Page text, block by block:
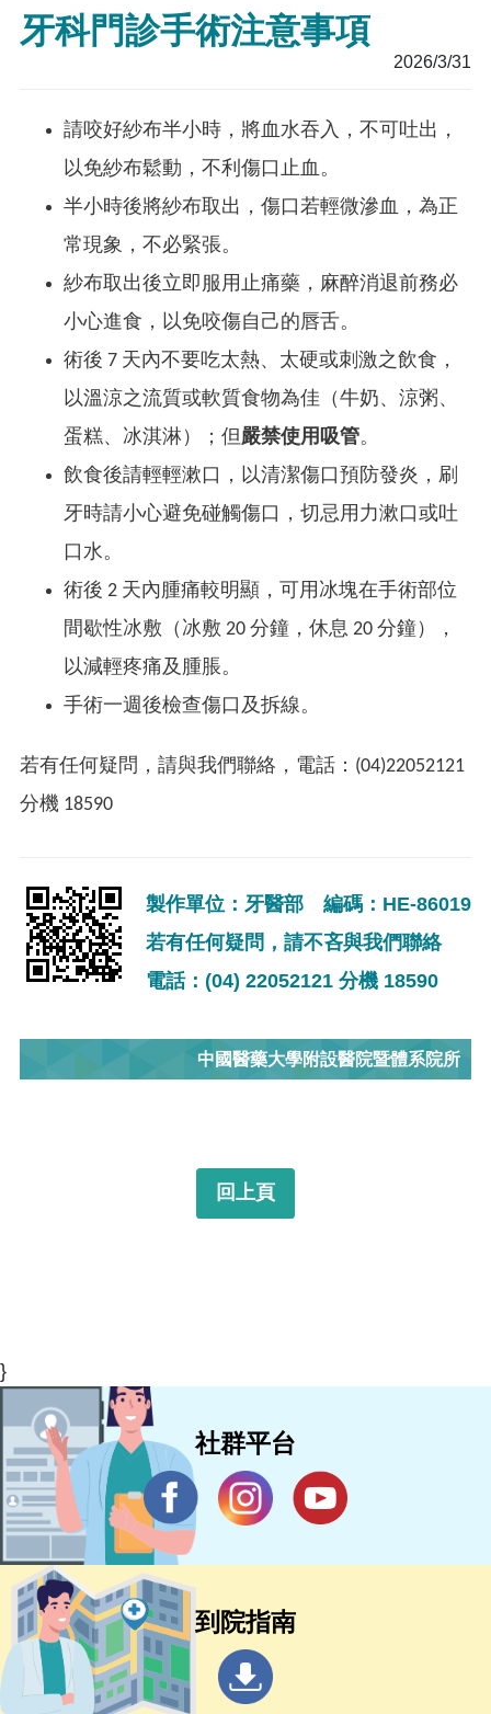
牙科門診手術注意事項
2026/3/31
請咬好紗布半小時，將血水吞入，不可吐出，
以免紗布鬆動，不利傷口止血。
半小時後將紗布取出，傷口若輕微滲血，為正
常現象，不必緊張。
紗布取出後立即服用止痛藥，麻醉消退前務必
小心進食，以免咬傷自己的唇舌。
術後 7 天內不要吃太熱、太硬或刺激之飲食，
以溫涼之流質或軟質食物為佳（牛奶、涼粥、
蛋糕、冰淇淋）；但嚴禁使用吸管。
飲食後請輕輕漱口，以清潔傷口預防發炎，刷
牙時請小心避免碰觸傷口，切忌用力漱口或吐
口水。
術後 2 天內腫痛較明顯，可用冰塊在手術部位
間歇性冰敷（冰敷 20 分鐘，休息 20 分鐘），
以減輕疼痛及腫脹。
手術一週後檢查傷口及拆線。
若有任何疑問，請與我們聯絡，電話：(04)22052121
分機 18590
製作單位：牙醫部 編碼：HE-86019
若有任何疑問，請不吝與我們聯絡
電話：(04) 22052121 分機 18590
中國醫藥大學附設醫院暨體系院所
回上頁
}
社群平台
到院指南